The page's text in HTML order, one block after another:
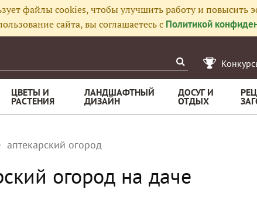
файлы cookies, чтобы улучшить работу и повысить
сайта, вы соглашаетесь с Политикой
ЦВЕТЫ И
РАСТЕНИЯ
ЛАНДШАФТНЫЙ
ДИЗАЙН
ДОСУГ И
ОТДЫХ
аптекарский огород
огород на даче